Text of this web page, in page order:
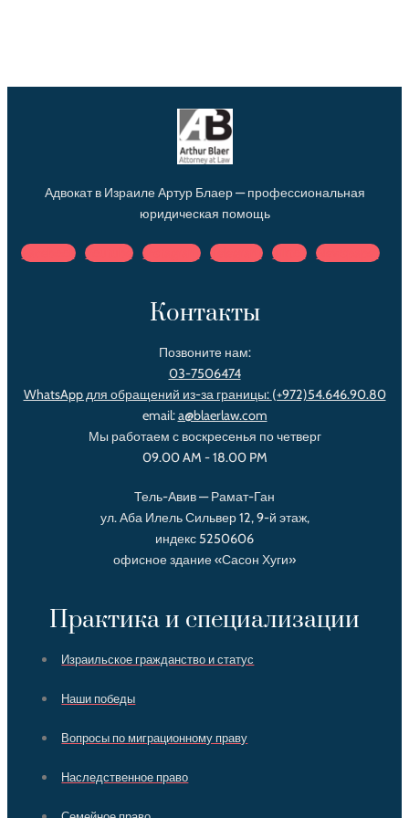
Адвокат в Израиле Артур Блаер — профессиональная
юридическая помощь
Facebook Youtube Instagram Telegram Tiktok Newspaper
Контакты
Позвоните нам:
03-7506474
WhatsApp для обращений из-за границы: (+972)54.646.90.80‌
email:a@blaerlaw.com
Мы работаем с воскресенья по четверг
09.00 AM - 18.00 PM
Тель-Авив — Рамат-Ган
ул. Аба Илель Сильвер 12, 9-й этаж,
индекс 5250606
офисное здание «Сасон Хуги»
Практика и специализации
Израильское гражданство и статус
Наши победы
Вопросы по миграционному праву
Наследственное право